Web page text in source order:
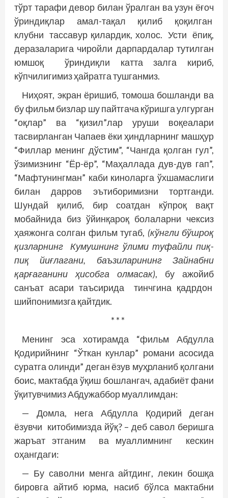
тўрт тарафи девор билан ўралган ва узун ёғоч
ўриндиқлар амал-тақал қилиб қоқилган
клубни тассавур қилардик, холос. Усти ёпиқ,
деразаларига чиройли дарпардалар тутилган
юмшоқ ўриндиқли катта залга кириб,
кўпчилигимиз ҳайратга тушганмиз.
Ниҳоят, экран ёришиб, томоша бошланди ва
бу фильм бизлар шу пайтгача кўришга улгурган
“оқлар” ва “қизил”лар уруши воқеалари
тасвирланган Чапаев ёки ҳиндларнинг машҳур
“Филлар менинг дўстим”, “Чангда қолган гул”,
ўзимизнинг “Ёр-ёр”, “Маҳаллада дув-дув гап”,
“Мафтунингман” каби киноларга ўхшамаслиги
билан дарров эътиборимизни тортганди.
Шундай қилиб, бир соатдан кўпроқ вақт
мобайнида биз ўйинқароқ болаларни чексиз
ҳаяжонга солган фильм тугаб, (кўнгли бўшроқ
қизларнинг Кумушнинг ўлими туфайли пиқ-
пиқ йиғлагани, баъзиларининг Зайнабни
қарғаганини ҳисобга олмасак), бу ажойиб
санъат асари таъсирида тинчгина қадрдон
шийпонимизга қайтдик.
* * *
Менинг эса хотирамда “фильм Абдулла
Қодирийнинг “Ўткан кунлар” романи асосида
суратга олинди” деган ёзув муҳрланиб қолгани
боис, мактабда ўқиш бошлангач, адабиёт фани
ўқитувчимиз Абдужаббор муаллимдан:
— Домла, нега Абдулла Қодирий деган
ёзувчи китобимизда йўқ? – деб савол беришга
жаръат этганим ва муаллимнинг кескин
оҳангдаги:
— Бу саволни менга айтдинг, лекин бошқа
бировга айтиб юрма, насиб бўлса мактабни